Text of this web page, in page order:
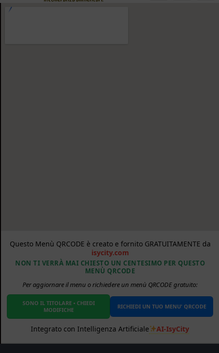
Questo Menù QRCODE è creato e fornito GRATUITAMENTE da
isycity.com
NON TI VERRÀ MAI CHIESTO UN CENTESIMO PER QUESTO
MENÙ QRCODE
Per aggiornare il menu o richiedere un menù QRCODE gratuito:
SONO IL TITOLARE • CHIEDI
MODIFICHE
RICHIEDI UN TUO MENU' QRCODE
Integrato con Intelligenza Artificiale AI-IsyCity